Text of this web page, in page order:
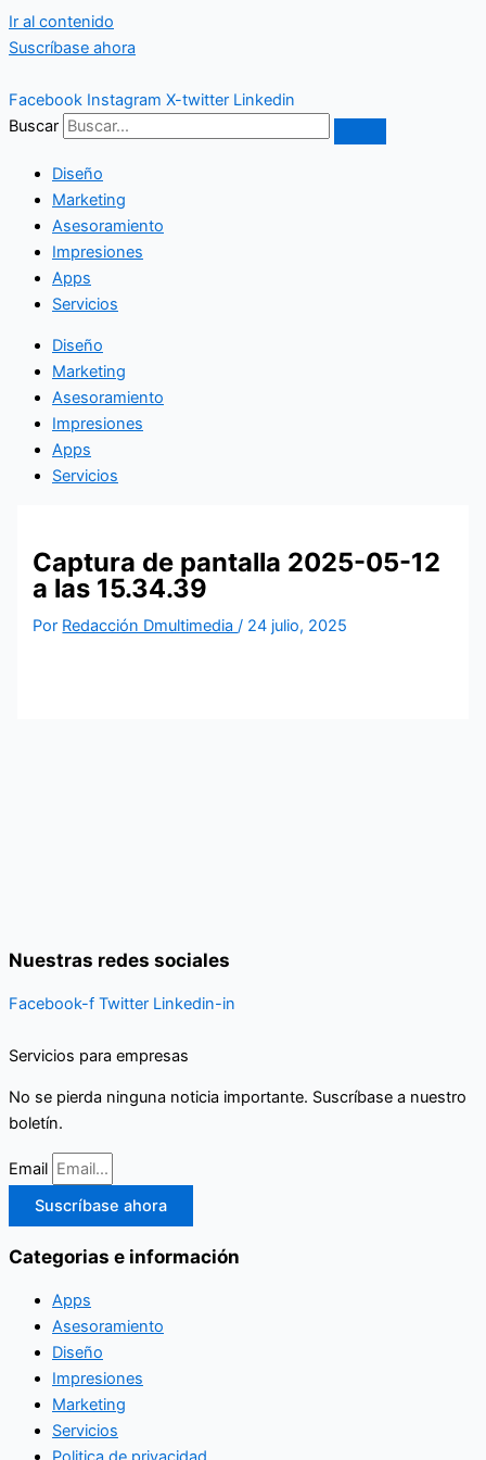
Ir al contenido
Suscríbase ahora
Facebook Instagram X-twitter Linkedin
Buscar
Diseño
Marketing
Asesoramiento
Impresiones
Apps
Servicios
Diseño
Marketing
Asesoramiento
Impresiones
Apps
Servicios
Captura de pantalla 2025-05-12
a las 15.34.39
Por Redacción Dmultimedia/ 24 julio, 2025
Nuestras redes sociales
Facebook-f Twitter Linkedin-in
Servicios para empresas
No se pierda ninguna noticia importante. Suscríbase a nuestro
boletín.
Email
Suscríbase ahora
Categorias e información
Apps
Asesoramiento
Diseño
Impresiones
Marketing
Servicios